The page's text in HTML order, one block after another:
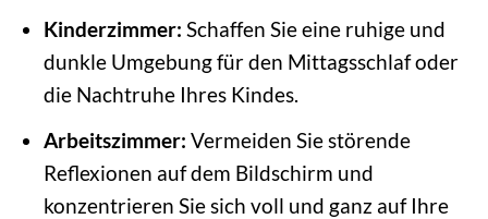
Kinderzimmer: Schaffen Sie eine ruhige und
dunkle Umgebung für den Mittagsschlaf oder
die Nachtruhe Ihres Kindes.
Arbeitszimmer: Vermeiden Sie störende
Reflexionen auf dem Bildschirm und
konzentrieren Sie sich voll und ganz auf Ihre